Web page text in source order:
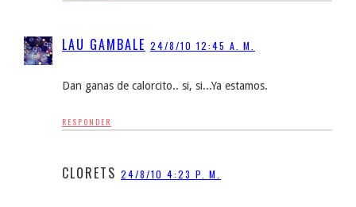
LAU GAMBALE 24/8/10 12:45 A. M.
Dan ganas de calorcito.. si, si...Ya estamos.
RESPONDER
CLORETS 24/8/10 4:23 P. M.